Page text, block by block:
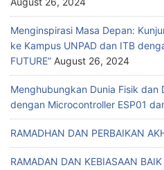
Menginspirasi Masa Depan:
ke Kampus UNPAD dan ITB
FUTURE” August 26, 2024
Menghubungkan Dunia Fisik dan
dengan Microcontroller ESP01
RAMADHAN DAN PERBAIKAN
RAMADAN DAN KEBIASAAN BAIK